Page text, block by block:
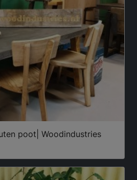
poot| Woodindustries